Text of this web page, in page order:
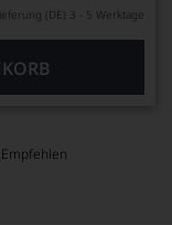
(DE) 3 - 5 Werktage
Empfehlen